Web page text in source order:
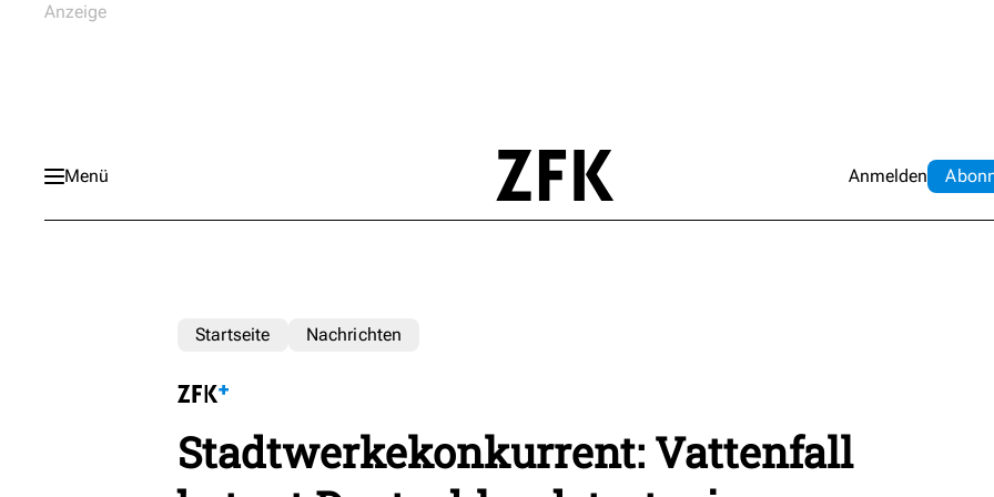
Menü Anmelden Abo
Startseite Nachrichten
Stadtwerkekonkurrent: Vattenfall